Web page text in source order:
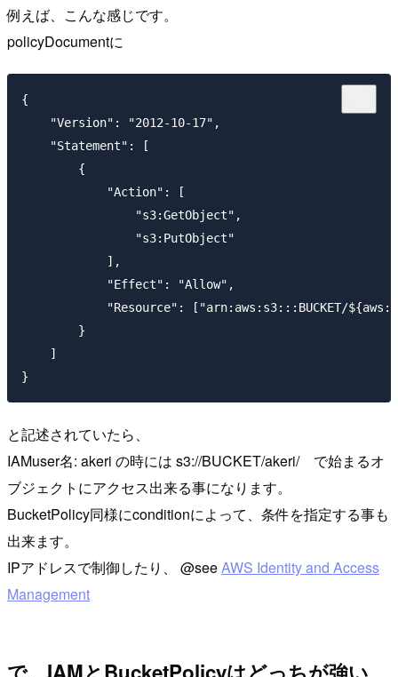
例えば、こんな感じです。
policyDocumentに
{
    "Version": "2012-10-17",
    "Statement": [
        {
            "Action": [
                "s3:GetObject",
                "s3:PutObject"
            ],
            "Effect": "Allow",
"Resource": ["arn:aws:s3:::BUCKET/
        }
    ]
と記述されていたら、
IAMuser名: akeri の時には s3://BUCKET/akeri/ で始まるオ
ブジェクトにアクセス出来る事になります。
BucketPolicy同様にconditionによって、条件を指定する事も
出来ます。
IPアドレスで制御したり、 @seeAWS Identity and Access
Management